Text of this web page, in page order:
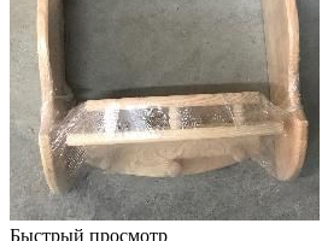
Быстрый просмотр